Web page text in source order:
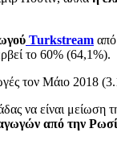
Turkstream
το 60% (64,1%).
τον Μάιο 2018
να είναι μείωση
από την